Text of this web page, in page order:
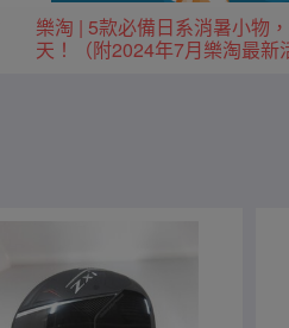
樂淘 | 5款必備日系消暑小物
天！（附2024年7月樂淘最新